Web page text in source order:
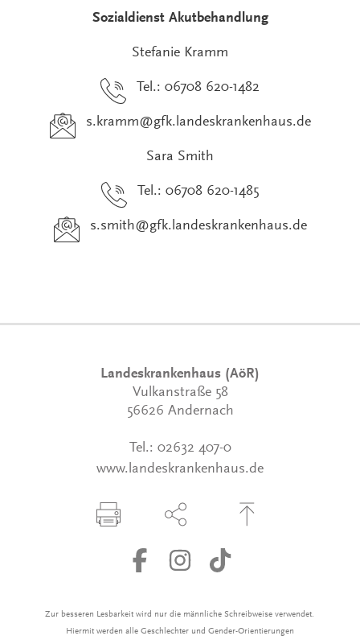
Sozialdienst Akutbehandlung
Stefanie Kramm
Tel.: 06708 620-1482
s.kramm@gfk.landeskrankenhaus.de
Sara Smith
Tel.: 06708 620-1485
s.smith@gfk.landeskrankenhaus.de
Landeskrankenhaus (AöR)
Vulkanstraße 58
56626 Andernach
Tel.: 02632 407-0
www.landeskrankenhaus.de
Zur besseren Lesbarkeit wird nur die männliche Schreibweise verwendet.
Hiermit werden alle Geschlechter und Gender-Orientierungen